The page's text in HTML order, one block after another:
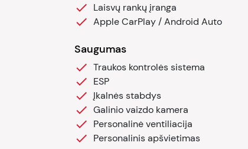
Laisvų rankų įranga
Apple CarPlay / Android Auto
Saugumas
Traukos kontrolės sistema
ESP
Įkalnės stabdys
Galinio vaizdo kamera
Personalinė ventiliacija
Personalinis apšvietimas